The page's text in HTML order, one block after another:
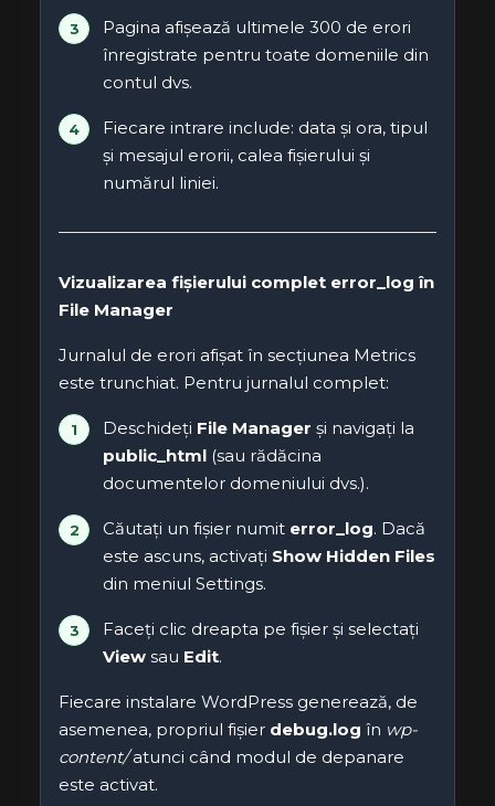
Pagina afișează ultimele 300 de erori
înregistrate pentru toate domeniile din
contul dvs.
Fiecare intrare include: data și ora, tipul
și mesajul erorii, calea fișierului și
numărul liniei.
Vizualizarea fișierului complet error_log în
File Manager
Jurnalul de erori afișat în secțiunea Metrics
este trunchiat. Pentru jurnalul complet:
Deschideți File Manager și navigați la
public_html (sau rădăcina
documentelor domeniului dvs.).
Căutați un fișier numit error_log. Dacă
este ascuns, activați Show Hidden Files
din meniul Settings.
Faceți clic dreapta pe fișier și selectați
View sau Edit.
Fiecare instalare WordPress generează, de
asemenea, propriul fișier debug.log în wp-
content/atunci când modul de depanare
este activat.